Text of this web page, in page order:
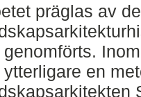
präglas av
genomförts.
ytterligare en